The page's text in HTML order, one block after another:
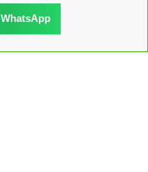
WhatsApp